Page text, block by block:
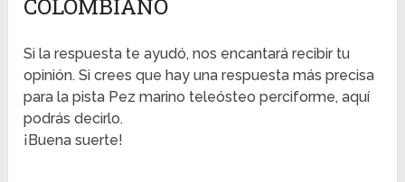
COLOMBIANO
Si la respuesta te ayudó, nos encantará recibir tu
opinión. Si crees que hay una respuesta más precisa
para la pista Pez marino teleósteo perciforme, aquí
podrás decirlo.
¡Buena suerte!